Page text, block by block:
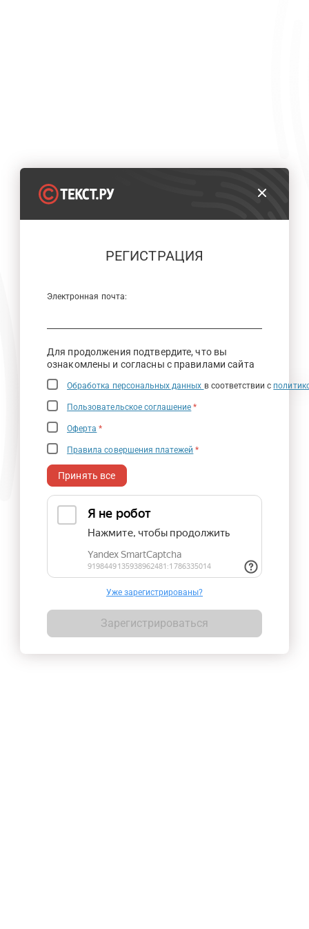
РЕГИСТРАЦИЯ
Электронная почта:
Для продолжения подтвердите, что вы
ознакомлены и согласны с правилами сайта
Обработка персональных данных в соответствии с
Пользовательское соглашение *
Оферта *
Правила совершения платежей *
Принять все
Уже зарегистрированы?
Зарегистрироваться